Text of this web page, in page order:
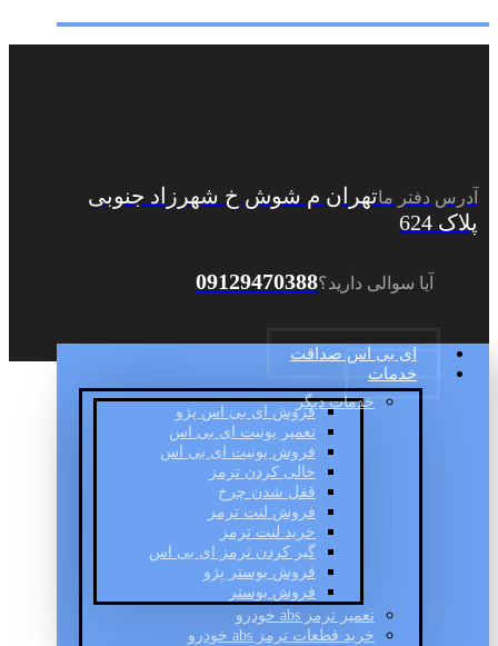
آدرس دفتر ماتهران م شوش خ شهرزاد جنوبی
پلاک 624
آیا سوالی دارید؟09129470388
ای بی اس صداقت
خدمات
خدمات دیگر
فروش ای بی اس پژو
تعمیر یونیت ای بی اس
فروش یونیت ای بی اس
خالی کردن ترمز
قفل شدن چرخ
فروش لنت ترمز
خرید لنت ترمز
گیر کردن ترمز ای بی اس
فروش بوستر پژو
فروش بوستر
تعمیر ترمز abs خودرو
خرید قطعات ترمز abs خودرو